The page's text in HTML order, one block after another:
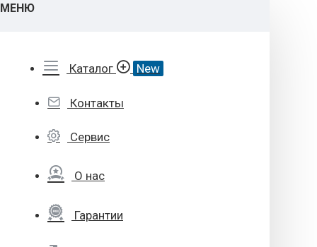
МЕНЮ
Каталог New
Контакты
Сервис
О нас
Гарантии